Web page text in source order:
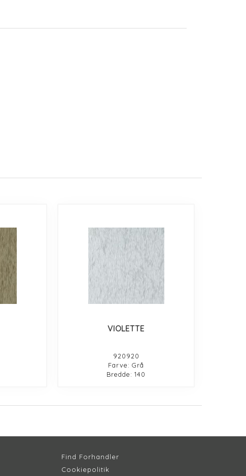
VIOLETTE
920920
Farve: Grå
Bredde: 140
Find Forhandler
Cookiepolitik